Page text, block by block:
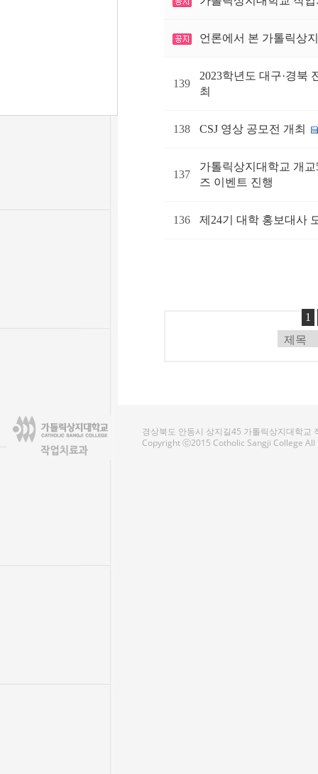
언론에서 본 가톨릭상
139
2023학년도 대구·경북
최
138 CSJ 영상 공모전 개최
137
가톨릭상지대학교 개
즈 이벤트 진행
136 제24기 대학 홍보대사
1
경상북도 안동시 상지길45 가톨릭상지대학교
Copyright ⓒ2015 Cotholic Sangji College